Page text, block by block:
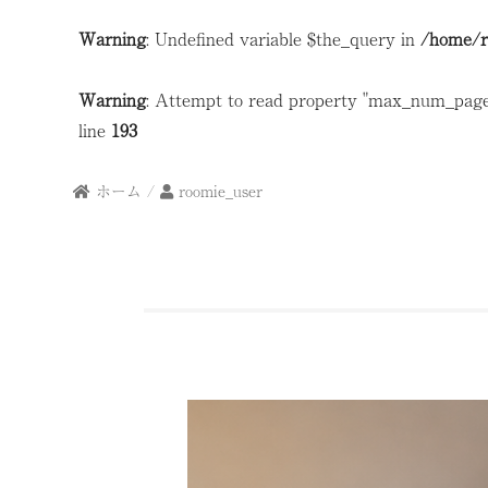
Warning: Undefined variable $the_query in /home/
Warning: Attempt to read property
line 193
ホーム / roomie_user